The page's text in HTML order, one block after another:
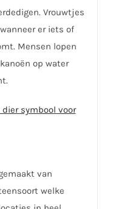
Vrouwtjes
er iets of
Mensen lopen
op water
symbool voor
van
welke